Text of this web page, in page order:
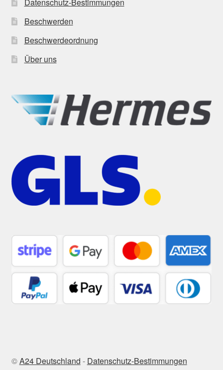
Datenschutz-Bestimmungen
Beschwerden
Beschwerdeordnung
Über uns
©A24 Deutschland - Datenschutz-Bestimmungen